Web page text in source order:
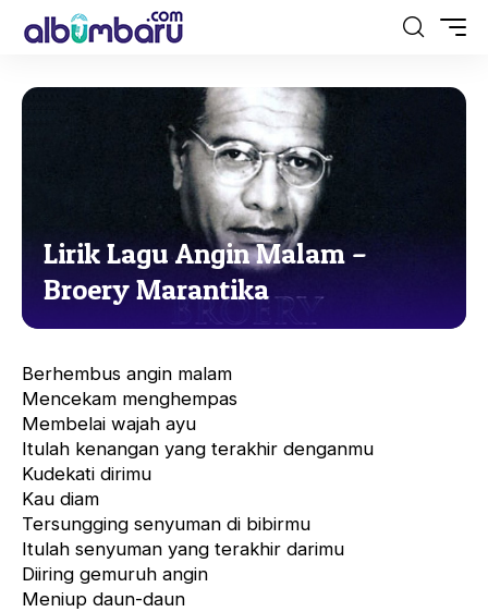
Lirik Lagu Angin Malam –
Broery Marantika
Berhembus angin malam
Mencekam menghempas
Membelai wajah ayu
Itulah kenangan yang terakhir denganmu
Kudekati dirimu
Kau diam
Tersungging senyuman di bibirmu
Itulah senyuman yang terakhir darimu
Diiring gemuruh angin
Meniup daun-daun